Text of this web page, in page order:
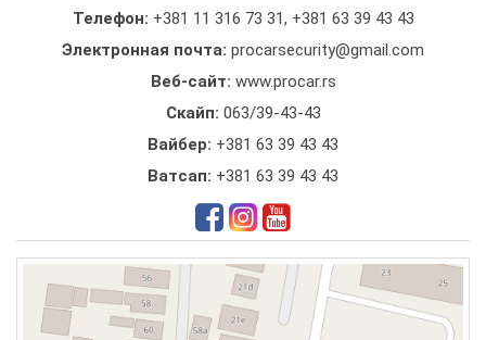
Телефон: +381 11 316 73 31, +381 63 39 43 43
Электронная почта: procarsecurity@gmail.com
Веб-сайт: www.procar.rs
Скайп: 063/39-43-43
Вайбер: +381 63 39 43 43
Ватсап: +381 63 39 43 43